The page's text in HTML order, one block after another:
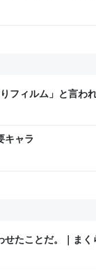
フィルム」と言わ
キャラ
せたことだ。｜まく